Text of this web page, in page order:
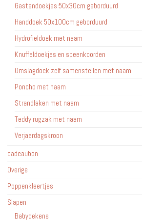
Gastendoekjes 50x30cm geborduurd
Handdoek 50x100cm geborduurd
Hydrofieldoek met naam
Knuffeldoekjes en speenkoorden
Omslagdoek zelf samenstellen met naam
Poncho met naam
Strandlaken met naam
Teddy rugzak met naam
Verjaardagskroon
cadeaubon
Overige
Poppenkleertjes
Slapen
Babydekens